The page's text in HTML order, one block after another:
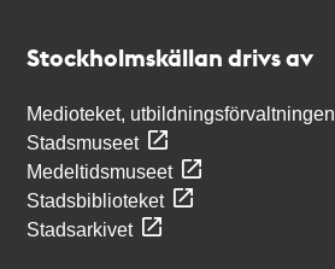
Stockholmskällan drivs av
Medioteket, utbildningsförvaltningen
Stadsmuseet
Medeltidsmuseet
Stadsbiblioteket
Stadsarkivet